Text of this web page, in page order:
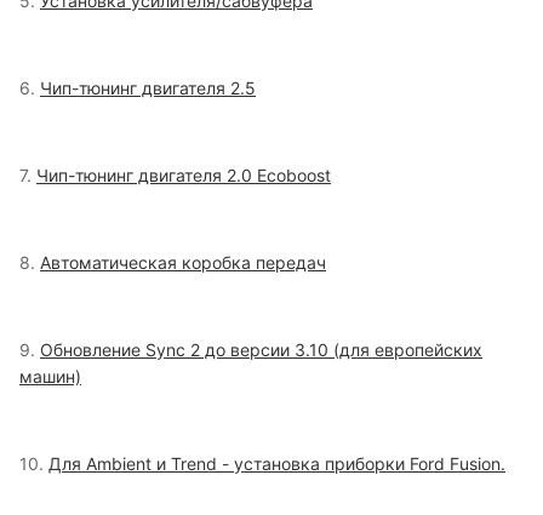
6. Чип-тюнинг двигателя 2.5
7. Чип-тюнинг двигателя 2.0 Ecoboost
8. Автоматическая коробка передач
9. Обновление Sync 2 до версии 3.10 (для европейских
машин)
10. Для Ambient и Trend - установка приборки Ford Fusion.